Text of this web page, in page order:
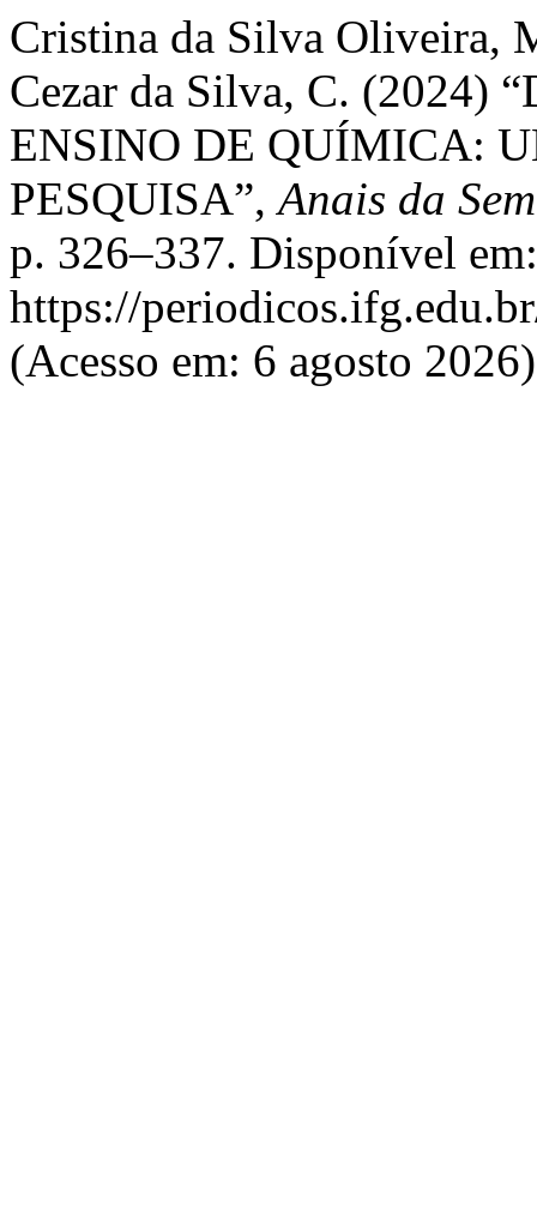
Cristina da Silva Oliveira,
Cezar da Silva, C. (2024)
ENSINO DE QUÍMICA:
PESQUISA”,Anais da
p. 326–337. Disponível em:
https://
(Acesso em: 6 agosto